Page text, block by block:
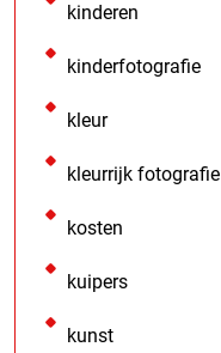
kinderen
kinderfotografie
kleur
kleurrijk fotografie
kosten
kuipers
kunst